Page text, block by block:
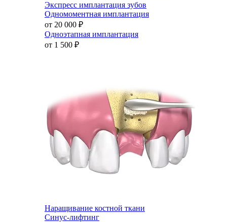
Экспресс имплантация зубов
Одномоментная имплантация
от 20 000 ₽
Одноэтапная имплантация
от 1 500 ₽
Наращивание костной ткани
Синус-лифтинг